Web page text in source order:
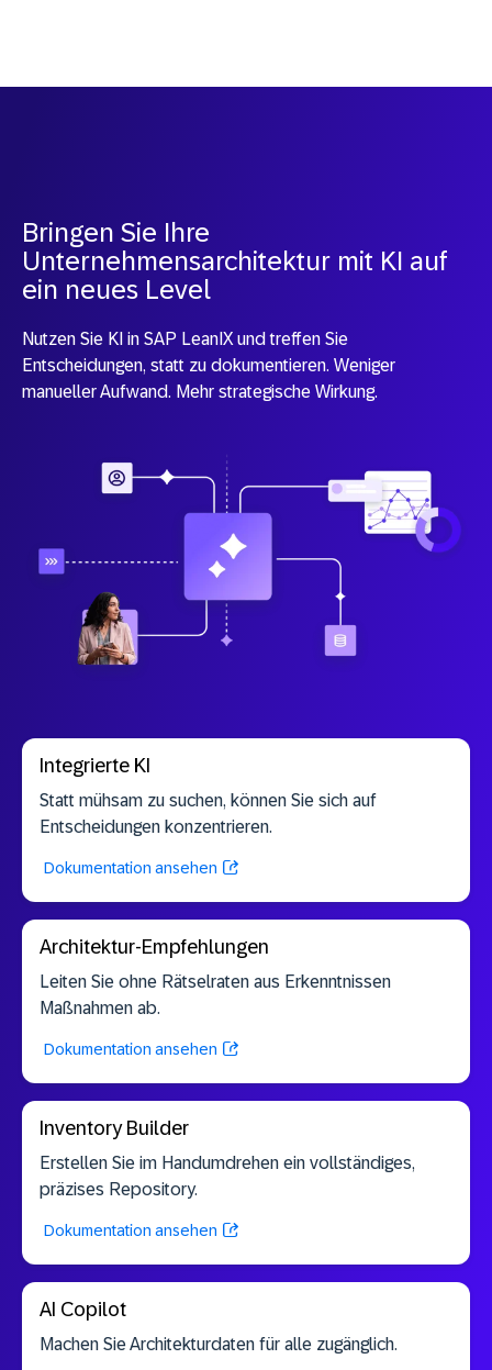
Bringen Sie Ihre
Unternehmensarchitektur mit KI auf
ein neues Level
Nutzen Sie KI in SAP LeanIX und treffen Sie
Entscheidungen, statt zu dokumentieren. Weniger
manueller Aufwand. Mehr strategische Wirkung.
Integrierte KI
Statt mühsam zu suchen, können Sie sich auf
Entscheidungen konzentrieren.
Dokumentation ansehen
Architektur-Empfehlungen
Leiten Sie ohne Rätselraten aus Erkenntnissen
Maßnahmen ab.
Dokumentation ansehen
Inventory Builder
Erstellen Sie im Handumdrehen ein vollständiges,
präzises Repository.
Dokumentation ansehen
AI Copilot
Machen Sie Architekturdaten für alle zugänglich.